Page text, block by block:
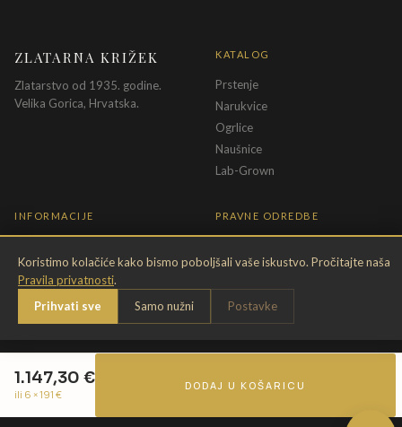
1.147,30 €
ili 6 ×191 €
DODAJ U KOŠARICU
Koristimo kolačiće kako bismo poboljšali vaše iskustvo. Pročitajte naša
Pravila privatnosti.
Prihvati sve
Samo nužni Postavke
ZLATARNA KRIŽEK
Zlatarstvo od 1935. godine.
Velika Gorica, Hrvatska.
KATALOG
Prstenje
Narukvice
Ogrlice
Naušnice
Lab-Grown
INFORMACIJE
Kontakt
Dostava & povrat
Briga o nakitu
PRAVNE ODREDBE
Opći uvjeti
Uvjeti povrata
Promjena veličine